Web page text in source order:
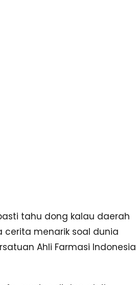
tahu dong kalau daerah
menarik soal dunia
Ahli Farmasi Indonesia